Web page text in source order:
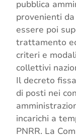
pubblica
provenienti
essere poi
trattamento
criteri e
collettivi
Il decreto
di posti nei
incarichi a
PNRR. La